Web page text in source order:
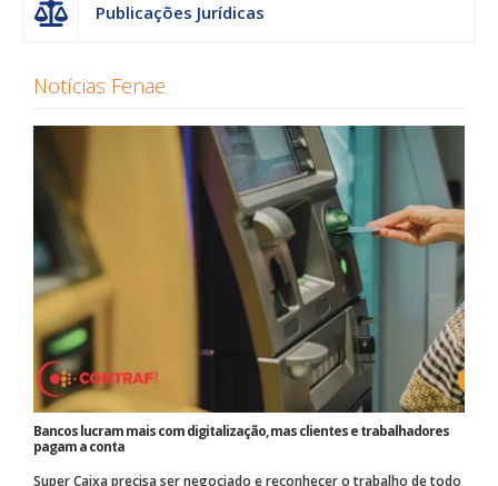
Publicações Jurídicas
Notícias Fenae
Bancos lucram mais com digitalização, mas clientes e trabalhadores
pagam a conta
Super Caixa precisa ser negociado e reconhecer o trabalho de todo